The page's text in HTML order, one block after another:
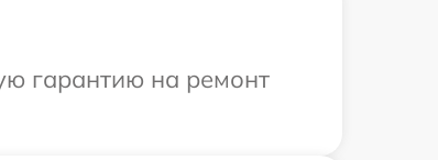
гарантию на ремонт